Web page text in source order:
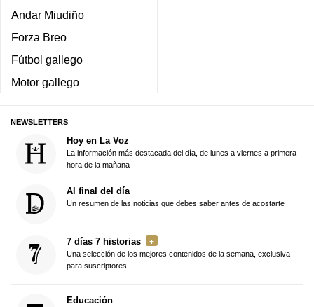
Andar Miudiño
Forza Breo
Fútbol gallego
Motor gallego
NEWSLETTERS
Hoy en La Voz
La información más destacada del día, de lunes a viernes a primera
hora de la mañana
Al final del día
Un resumen de las noticias que debes saber antes de acostarte
7 días 7 historias
Una selección de los mejores contenidos de la semana, exclusiva
para suscriptores
Educación